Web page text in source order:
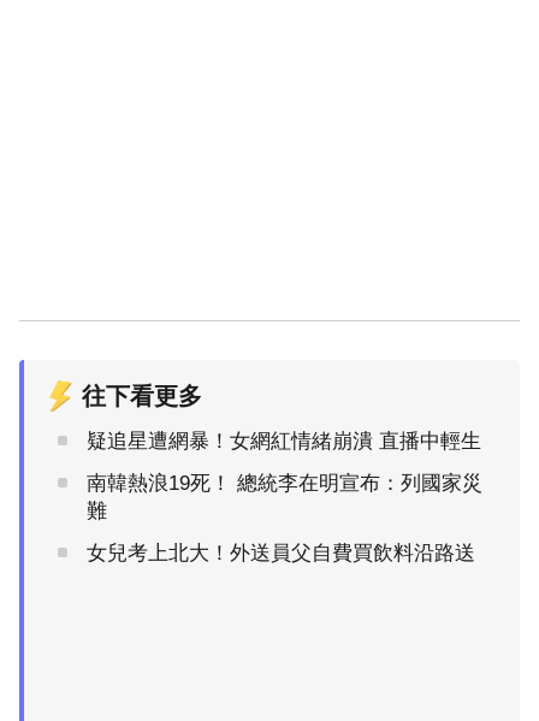
往下看更多
疑追星遭網暴！女網紅情緒崩潰 直播中輕生
南韓熱浪19死！ 總統李在明宣布：列國家災
難
女兒考上北大！外送員父自費買飲料沿路送